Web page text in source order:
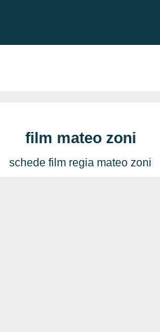
film mateo zoni
schede film regia mateo zoni